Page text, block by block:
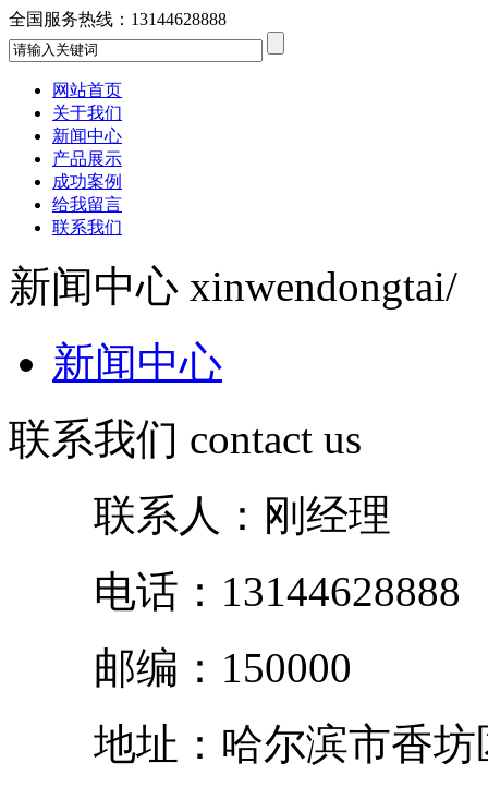
全国服务热线： 13144628888
网站首页
关于我们
新闻中心
产品展示
成功案例
给我留言
联系我们
新闻中心 xinwendongtai/
新闻中心
联系我们 contact us
联系人：刚经理
电话：13144628888
邮编：150000
地址：哈尔滨市香坊